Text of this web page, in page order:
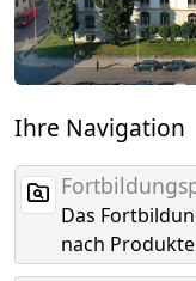
Ihre Navigation
Das
nach